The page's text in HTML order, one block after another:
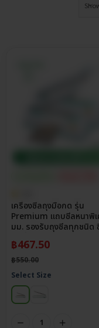
เครื่องซีลถุงมือกด รุ่น
Premium แถบซีลหนาพิ
มม. รองรับถุงซีลทุกชนิด
฿467.50
฿550.00
Select Size